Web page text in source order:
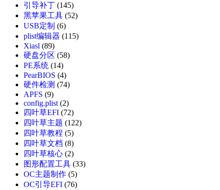
引导补丁 (145)
黑苹果工具 (52)
USB定制 (6)
plist编辑器 (115)
Xiasl (89)
硬盘分区 (58)
PE系统 (14)
PearBIOS (4)
硬件检测 (74)
APFS (9)
config.plist(2)
四叶草EFI (72)
四叶草主题 (122)
四叶草教程 (5)
四叶草文档 (8)
四叶草核心 (2)
图形配置工具 (33)
OC主题制作 (5)
OC引导EFI (76)